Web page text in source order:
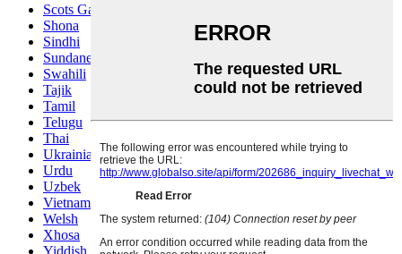
Scots Gaelic
Shona
Sindhi
Sundanese
Swahili
Tajik
Tamil
Telugu
Thai
Ukrainian
Urdu
Uzbek
Vietnamese
Welsh
Xhosa
Yiddish